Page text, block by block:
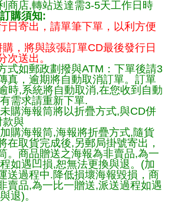
商店,轉站送達需3-5天工作日時
訂購須知:
日寄出，請單筆下單，以利方便
，將與該張訂單CD最後發行日
次送出。
式如郵政劃撥與ATM：下單後請3
真，逾期將自動取消訂單。訂單
時,系統將自動取消,在您收到自動
需求請重新下單.
購海報筒將以折疊方式,與CD併
款與
購海報筒,海報將折疊方式,隨貨
在取貨完成後,另郵局掛號寄出，
。商品贈送之海報為非賣品,為一
如遇凹損,恕無法更換與退。(加
送過程中.降低損壞海報毀損，商
賣品,為一比一贈送,派送過程如遇
退)。